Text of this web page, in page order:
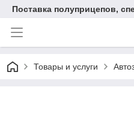
Поставка полуприцепов,
Товары и услуги